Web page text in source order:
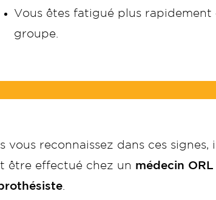
Vous êtes fatigué plus rapidement
groupe.
vous reconnaissez dans ces
être effectué chez un médecin ORL